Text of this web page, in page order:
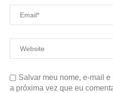
Salvar meu nome, e-mail
a próxima vez que eu